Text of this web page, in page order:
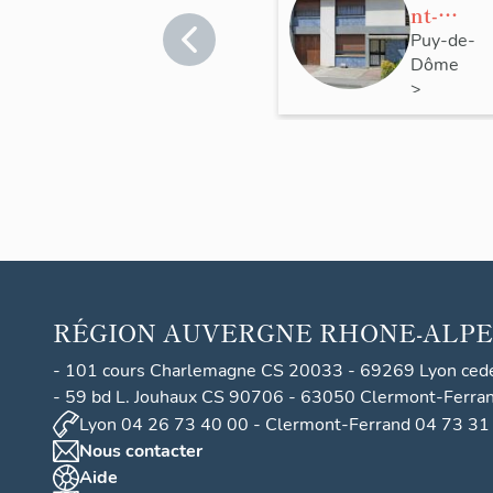
nt-
Ferrand,
la
maison
Puy-de-
Dôme
>
RÉGION AUVERGNE RHONE-
- 101 cours Charlemagne CS 20033 - 69269 Lyon
- 59 bd L. Jouhaux CS 90706 - 63050 Clermont-
Lyon 04 26 73 40 00 - Clermont-Ferrand 04 73
Nous contacter
Aide